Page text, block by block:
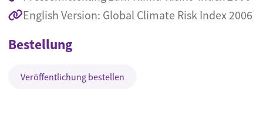
English Version: Global Climate Risk Index 2006
Bestellung
Veröffentlichung bestellen